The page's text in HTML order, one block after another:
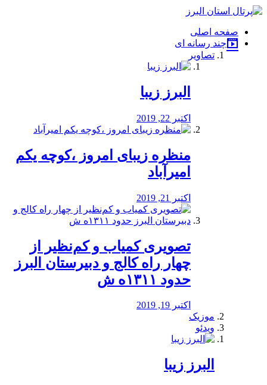
فصد
شرق
تهران
خشکشویی
صفحه اصلی
چند رسانه ای
تصاویر
البرز زیبا
اکتبر 22, 2019
منظره‌‌ زیبای امروز ،کوچه یکم
امیرآباد
اکتبر 21, 2019
️تصویری کمیاب و کم‌نظیر از
چهار راه كالج و دبيرستان البرز
حدود ۱۳۱۱ه ش
اکتبر 19, 2019
موزیک
ویدئو
البرز زیبا